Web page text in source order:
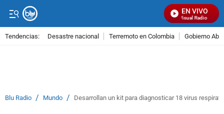
EN VIVO
Señal Visual Radio
Tendencias: Desastre nacional Terremoto en Colombia Gobierno
Blu Radio / Mundo / Desarrollan un kit para diagnosticar 18 virus